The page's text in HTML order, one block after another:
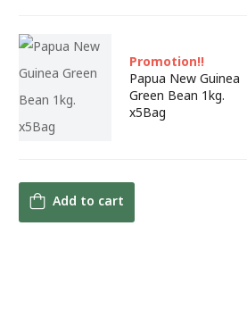
Promotion!!
Papua New Guinea
Green Bean 1kg.
x5Bag
Add to cart